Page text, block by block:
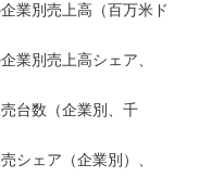
業別売上高（百万米ド
業別売上高シェア、
台数（企業別、千
シェア（企業別）、